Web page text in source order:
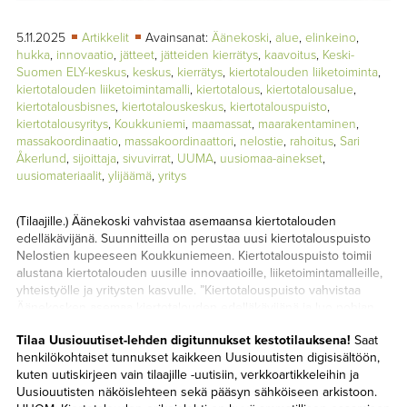
YHTEYSTIEDOT
5.11.2025 Artikkelit Avainsanat: Äänekoski, alue, elinkeino,
hukka, innovaatio, jätteet, jätteiden kierrätys, kaavoitus, Keski-
Suomen ELY-keskus, keskus, kierrätys, kiertotalouden liiketoiminta,
kiertotalouden liiketoimintamalli, kiertotalous, kiertotalousalue,
kiertotalousbisnes, kiertotalouskeskus, kiertotalouspuisto,
kiertotalousyritys, Koukkuniemi, maamassat, maarakentaminen,
massakoordinaatio, massakoordinaattori, nelostie, rahoitus, Sari
Åkerlund, sijoittaja, sivuvirrat, UUMA, uusiomaa-ainekset,
uusiomateriaalit, ylijäämä, yritys
(Tilaajille.) Äänekoski vahvistaa asemaansa kiertotalouden
edelläkävijänä. Suunnitteilla on perustaa uusi kiertotalouspuisto
Nelostien kupeeseen Koukkuniemeen. Kiertotalouspuisto toimii
alustana kiertotalouden uusille innovaatioille, liiketoimintamalleille,
yhteistyölle ja yritysten kasvulle. ”Kiertotalouspuisto vahvistaa
elinvoimajohtaja Sari Åkerlund näkee. Tukea rahoitukseen
Äänekosken kaupunki sai uuden kiertotalouspuiston
suunnitteluun ja toteutuksen valmisteluun 256 180 euron
rahoitustuen. Rahoituksen myöntää Keski-Suomen ely-keskus
Tilaa Uusiouutiset-lehden digitunnukset kestotilauksena! Saat
henkilökohtaiset tunnukset kaikkeen Uusiouutisten digisisältöön,
kuten uutiskirjeen vain tilaajille -uutisiin, verkkoartikkeleihin ja
Uusiouutisten näköislehteen sekä pääsyn sähköiseen arkistoon.